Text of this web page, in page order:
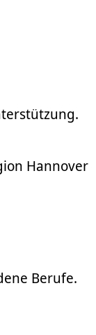
Hannover
Berufe.